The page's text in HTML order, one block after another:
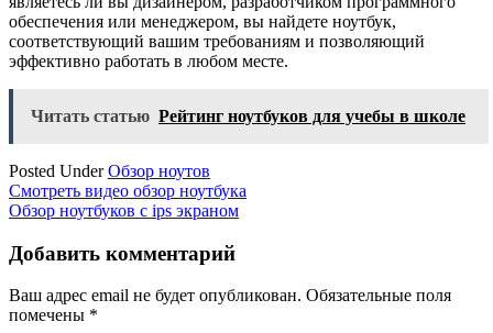
обеспечения или менеджером, вы найдете ноутбук,
соответствующий вашим требованиям и позволяющий
эффективно работать в любом месте.
Читать статью Рейтинг ноутбуков для учебы в школе
Posted UnderОбзор ноутов
Навигация
по
записям
Смотреть видео обзор ноутбука
Обзор ноутбуков с ips экраном
Добавить комментарий
Ваш адрес email не будет опубликован. Обязательные поля
помечены *